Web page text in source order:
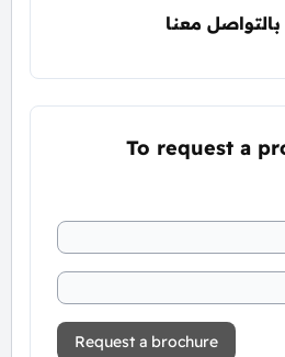
بالتواصل معنا
To request a
Request a brochure